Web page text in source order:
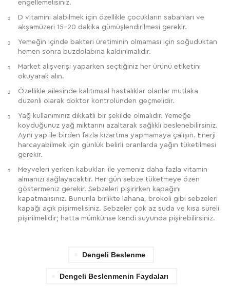
engellemelisiniz.
D vitamini alabilmek için özellikle çocukların sabahları ve
akşamüzeri 15-20 dakika gümüşlendirilmesi gerekir.
Yemeğin içinde bakteri üretiminin olmaması için soğuduktan
hemen sonra buzdolabına kaldırılmalıdır.
Market alışverişi yaparken seçtiğiniz her ürünü etiketini
okuyarak alın.
Özellikle ailesinde kalıtımsal hastalıklar olanlar mutlaka
düzenli olarak doktor kontrolünden geçmelidir.
Yağ kullanımınız dikkatli bir şekilde olmalıdır. Yemeğe
koyduğunuz yağ miktarını azaltarak sağlıklı beslenebilirsiniz.
Aynı yap ile birden fazla kızartma yapmamaya çalışın. Enerji
harcayabilmek için günlük belirli oranlarda yağın tüketilmesi
gerekir.
Meyveleri yerken kabukları ile yemeniz daha fazla vitamin
almanızı sağlayacaktır. Her gün sebze tüketmeye özen
göstermeniz gerekir. Sebzeleri pişirirken kapağını
kapatmalısınız. Bununla birlikte lahana, brokoli gibi sebzeleri
kapağı açık pişirmelisiniz. Sebzeler çok az suda ve kısa süreli
pişirilmelidir; hatta mümkünse kendi suyunda pişirebilirsiniz.
Dengeli Beslenme
Dengeli Beslenmenin Faydaları